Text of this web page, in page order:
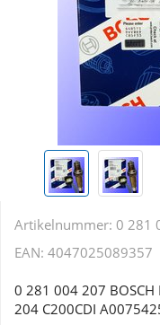
Artikelnummer: 0 281
EAN: 4047025089357
0 281 004 207 BOSCH
204 C200CDI